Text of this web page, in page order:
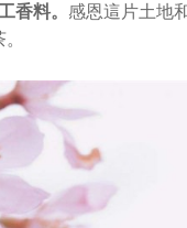
香料。 感恩這片土地